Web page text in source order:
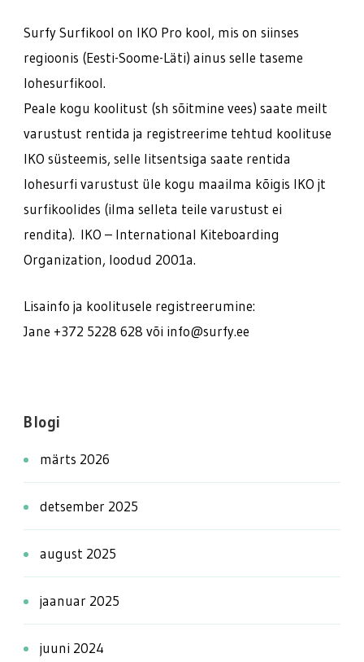
Surfy Surfikool on IKO Pro kool, mis on siinses
regioonis (Eesti-Soome-Läti) ainus selle taseme
lohesurfikool.
Peale kogu koolitust (sh sõitmine vees) saate meilt
varustust rentida ja registreerime tehtud koolituse
IKO süsteemis, selle litsentsiga saate rentida
lohesurfi varustust üle kogu maailma kõigis IKO jt
surfikoolides (ilma selleta teile varustust ei
rendita). IKO – International Kiteboarding
Organization, loodud 2001a.
Lisainfo ja koolitusele registreerumine:
Jane +372 5228 628 või info@surfy.ee
Blogi
märts 2026
detsember 2025
august 2025
jaanuar 2025
juuni 2024